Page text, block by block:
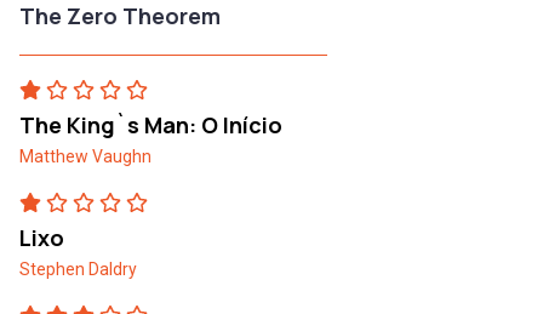
The Zero Theorem
The King`s Man: O Início
Matthew Vaughn
Lixo
Stephen Daldry